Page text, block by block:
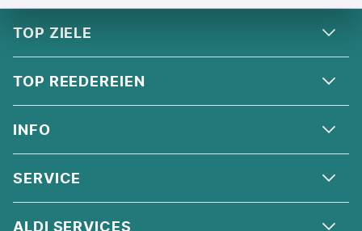
TOP ZIELE
ALPEN
ANDALUSIEN
ORIENT
NORDSEE
TOP REEDEREIEN
COSTA KREUZFAHRTEN
MSC CRUISES
HOLLAND AMERICA LINE
INFO
ÜBER UNS
QUALITÄT
SERVICE
KONTAKT
ALDI SERVICES